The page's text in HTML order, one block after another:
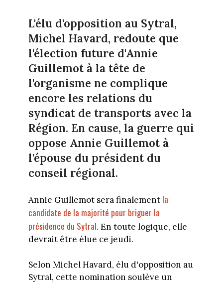
L'élu d'opposition au Sytral,
Michel Havard, redoute que
l'élection future d'Annie
Guillemot à la tête de
l'organisme ne complique
encore les relations du
syndicat de transports avec la
Région. En cause, la guerre qui
oppose Annie Guillemot à
l'épouse du président du
conseil régional.
Annie Guillemot sera finalementla
candidate de la majorité pour briguer la
présidence du Sytral. En toute logique, elle
devrait être élue ce jeudi.
Selon Michel Havard, élu d'opposition au
Sytral, cette nomination soulève un